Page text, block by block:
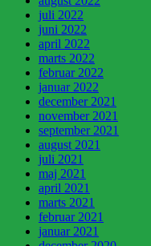
juli 2022
juni 2022
april 2022
marts 2022
februar 2022
januar 2022
december 2021
november 2021
september 2021
august 2021
juli 2021
maj 2021
april 2021
marts 2021
februar 2021
januar 2021